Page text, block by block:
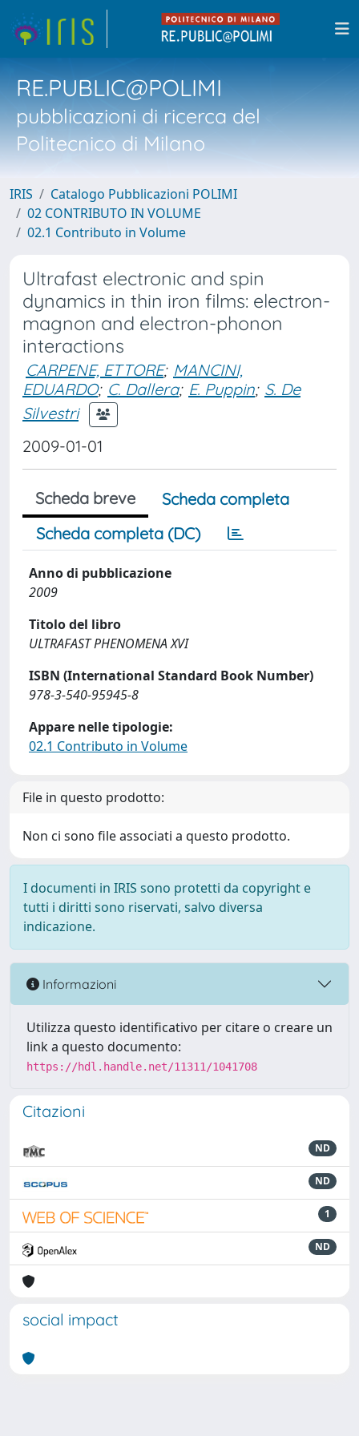
RE.PUBLIC@POLIMI
pubblicazioni di ricerca del
Politecnico di Milano
IRIS
Catalogo Pubblicazioni POLIMI
02 CONTRIBUTO IN VOLUME
02.1 Contributo in Volume
Ultrafast electronic and spin
dynamics in thin iron films: electron-
magnon and electron-phonon
interactions
CARPENE, ETTORE; MANCINI,
EDUARDO; C. Dallera; E. Puppin; S. De
Silvestri
2009-01-01
Scheda breve
Scheda completa
Scheda completa (DC)
Anno di pubblicazione
2009
Titolo del libro
ULTRAFAST PHENOMENA XVI
ISBN (International Standard Book Number)
978-3-540-95945-8
Appare nelle tipologie:
02.1 Contributo in Volume
File in questo prodotto:
Non ci sono file associati a questo prodotto.
I documenti in IRIS sono protetti da copyright e
tutti i diritti sono riservati, salvo diversa
indicazione.
Informazioni
Utilizza questo identificativo per citare o creare un
link a questo documento:
https://hdl.handle.net/11311/1041708
Citazioni
ND
ND
1
ND
social impact